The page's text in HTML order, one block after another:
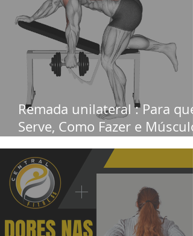
Remada unilateral : Para que
Serve, Como Fazer e Músculos
Trabalhados